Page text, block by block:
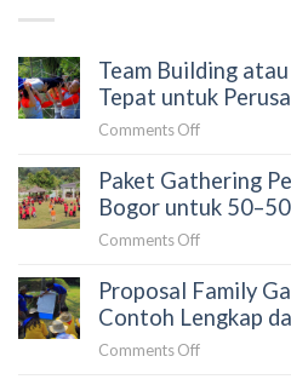
Team Building
Tepat untuk
Comments Offon
Building
atau
Tepat
untuk
Perusahaan?
Paket Gathering
Bogor untuk
Comments Offon
Gathering
Perusahaan
Proposal Family
Contoh Lengkap
Comments Offon